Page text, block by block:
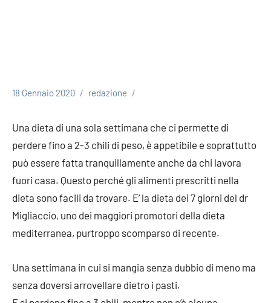
18 Gennaio 2020 redazione
Una dieta di una sola settimana che ci permette di
perdere fino a 2-3 chili di peso, è appetibile e soprattutto
può essere fatta tranquillamente anche da chi lavora
fuori casa. Questo perché gli alimenti prescritti nella
dieta sono facili da trovare. E’ la dieta dei 7 giorni del dr
Migliaccio, uno dei maggiori promotori della dieta
mediterranea, purtroppo scomparso di recente.
Una settimana in cui si mangia senza dubbio di meno ma
senza doversi arrovellare dietro i pasti.